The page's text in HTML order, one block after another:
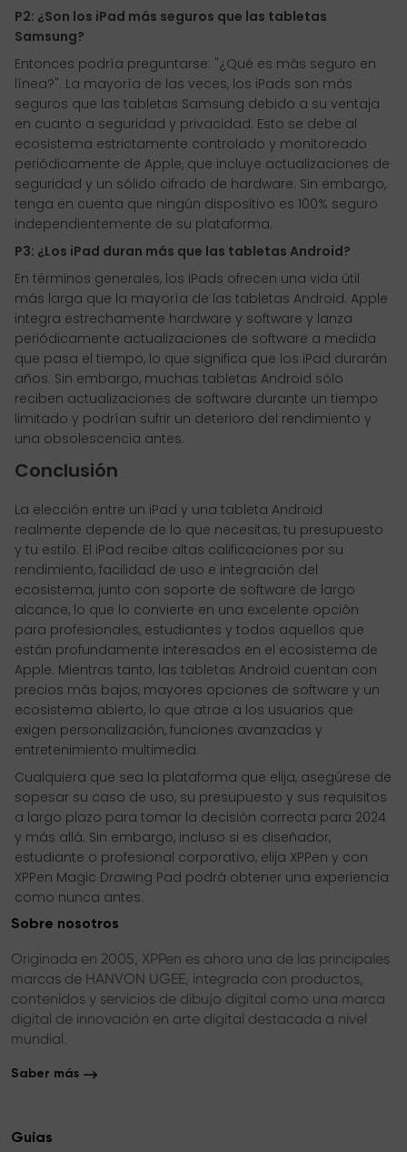
P2: ¿Son los iPad más seguros que las tabletas
Samsung?
Entonces podría preguntarse: "¿Qué es más seguro en
línea?". La mayoría de las veces, los iPads son más
seguros que las tabletas Samsung debido a su ventaja
en cuanto a seguridad y privacidad. Esto se debe al
ecosistema estrictamente controlado y monitoreado
periódicamente de Apple, que incluye actualizaciones de
seguridad y un sólido cifrado de hardware. Sin embargo,
tenga en cuenta que ningún dispositivo es 100% seguro
independientemente de su plataforma.
P3: ¿Los iPad duran más que las tabletas Android?
En términos generales, los iPads ofrecen una vida útil
más larga que la mayoría de las tabletas Android. Apple
integra estrechamente hardware y software y lanza
periódicamente actualizaciones de software a medida
que pasa el tiempo, lo que significa que los iPad durarán
años. Sin embargo, muchas tabletas Android sólo
reciben actualizaciones de software durante un tiempo
limitado y podrían sufrir un deterioro del rendimiento y
una obsolescencia antes.
Conclusión
La elección entre un iPad y una tableta Android
realmente depende de lo que necesitas, tu presupuesto
y tu estilo. El iPad recibe altas calificaciones por su
rendimiento, facilidad de uso e integración del
ecosistema, junto con soporte de software de largo
alcance, lo que lo convierte en una excelente opción
para profesionales, estudiantes y todos aquellos que
están profundamente interesados en el ecosistema de
Apple. Mientras tanto, las tabletas Android cuentan con
precios más bajos, mayores opciones de software y un
ecosistema abierto, lo que atrae a los usuarios que
exigen personalización, funciones avanzadas y
entretenimiento multimedia.
Cualquiera que sea la plataforma que elija, asegúrese de
sopesar su caso de uso, su presupuesto y sus requisitos
a largo plazo para tomar la decisión correcta para 2024
y más allá. Sin embargo, incluso si es diseñador,
estudiante o profesional corporativo, elija XPPen y con
XPPen Magic Drawing Pad podrá obtener una experiencia
como nunca antes.
Sobre nosotros
Originada en 2005, XPPen es ahora una de las principales
marcas de HANVON UGEE, integrada con productos,
contenidos y servicios de dibujo digital como una marca
digital de innovación en arte digital destacada a nivel
mundial.
Saber más
Guías